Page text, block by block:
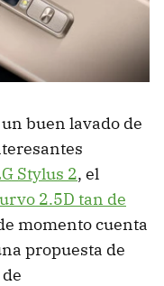
buen lavado de
Stylus 2, el
2.5D tan de
momento cuenta
propuesta de